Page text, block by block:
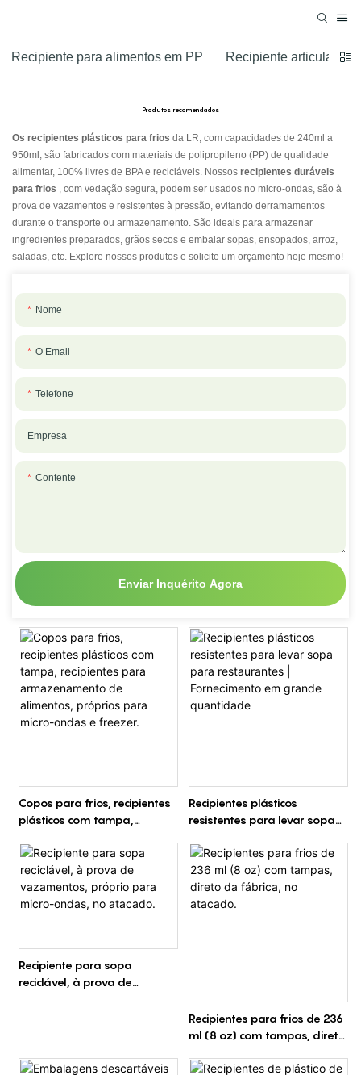
Recipiente para alimentos em PP Recipiente articulado
Produtos recomendados
Os recipientes plásticos para frios da LR, com capacidades de 240ml a
950ml, são fabricados com materiais de polipropileno (PP) de qualidade
alimentar, 100% livres de BPA e recicláveis. Nossos recipientes duráveis ​​
para frios , com vedação segura, podem ser usados ​​no micro-ondas, são à
prova de vazamentos e resistentes à pressão, evitando derramamentos
durante o transporte ou armazenamento. São ideais para armazenar
ingredientes preparados, grãos secos e embalar sopas, ensopados, arroz,
saladas, etc. Explore nossos produtos e solicite um orçamento hoje mesmo!
Nome
O Email
Telefone
Empresa
Contente
Enviar Inquérito Agora
Copos para frios, recipientes
plásticos com tampa,
armazenamento de
alimentos, próprios para
micro-ondas e freezer.
Recipientes plásticos
resistentes para levar sopa
Fornecimento em grande
quantidade
Recipiente para sopa
reciclável, à prova de
Recipientes para frios de 236
ml (8 oz) com tampas, direto